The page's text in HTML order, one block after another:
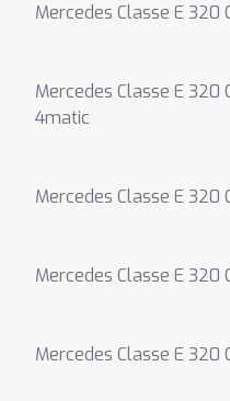
Mercedes Classe E
Mercedes Classe E
4matic
Mercedes Classe E 320
Mercedes Classe E 320
Mercedes Classe E 320